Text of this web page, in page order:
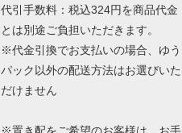
代引手数料：税込324円を商品代金
とは別途ご負担いただきます。
※代金引換でお支払いの場合、ゆう
パック以外の配送方法はお選びいた
だけません